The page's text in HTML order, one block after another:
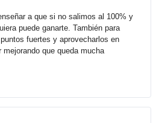
a que si no salimos al 100% y
puede ganarte. También para
fuertes y aprovecharlos en
que queda mucha